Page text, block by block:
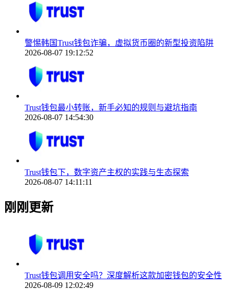
警惕韩国Trust钱包诈骗，虚拟货币圈的新型投资陷阱
2026-08-07 19:12:52
Trust钱包最小转账，新手必知的规则与避坑指南
2026-08-07 14:54:30
Trust钱包下，数字资产主权的实践与生态探索
2026-08-07 14:11:11
刚刚更新
Trust钱包调用安全吗？深度解析这款加密钱包的安全性
2026-08-09 12:02:49